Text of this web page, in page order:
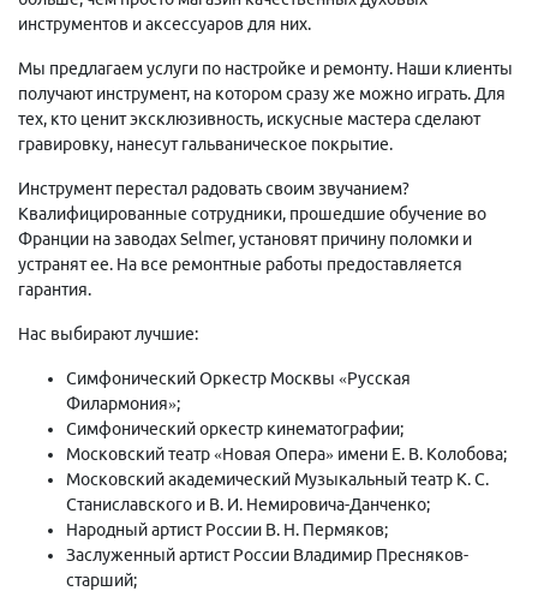
инструментов и аксессуаров для них.
Мы предлагаем услуги по настройке и ремонту. Наши клиенты
получают инструмент, на котором сразу же можно играть. Для
тех, кто ценит эксклюзивность, искусные мастера сделают
гравировку, нанесут гальваническое покрытие.
Инструмент перестал радовать своим звучанием?
Квалифицированные сотрудники, прошедшие обучение во
Франции на заводах Selmer, установят причину поломки и
устранят ее. На все ремонтные работы предоставляется
гарантия.
Нас выбирают лучшие:
Симфонический Оркестр Москвы «Русская
Филармония»;
Симфонический оркестр кинематографии;
Московский театр «Новая Опера» имени Е. В. Колобова;
Московский академический Музыкальный театр К. С.
Станиславского и В. И. Немировича-Данченко;
Народный артист России В. Н. Пермяков;
Заслуженный артист России Владимир Пресняков-
старший;